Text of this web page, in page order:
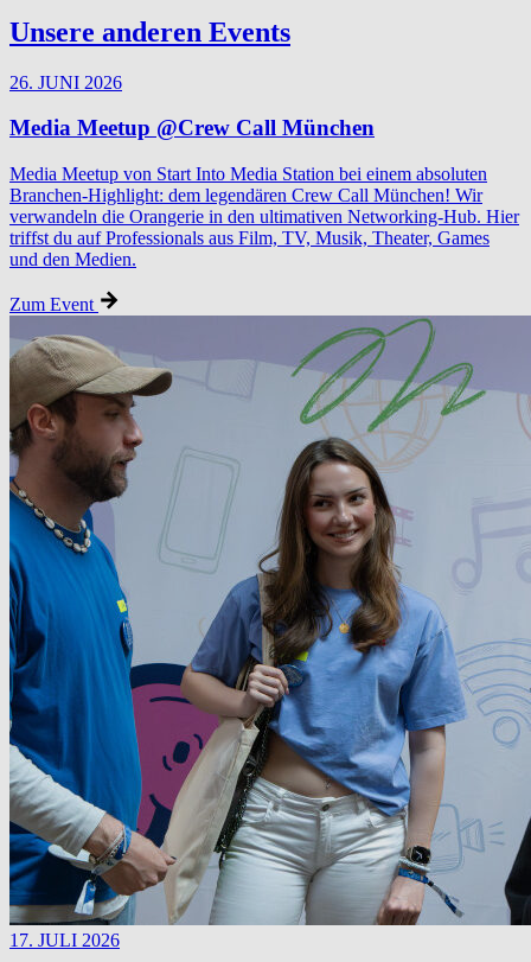
Unsere anderen Events
26. JUNI 2026
Media Meetup @Crew Call München
Media Meetup von Start Into Media Station bei einem absoluten
Branchen-Highlight: dem legendären Crew Call München! Wir
verwandeln die Orangerie in den ultimativen Networking-Hub. Hier
triffst du auf Professionals aus Film, TV, Musik, Theater, Games
und den Medien.
Zum Event
17. JULI 2026